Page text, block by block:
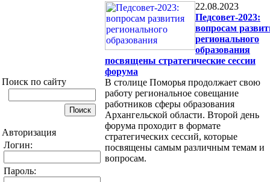
Поиск по сайту
Авторизация
Логин:
Пароль:
22.08.2023
Педсовет-2023:
вопросам
регионального
образования
посвящены стратегические сессии
форума
В столице Поморья продолжает свою
работу региональное совещание
работников сферы образования
Архангельской области. Второй день
форума проходит в формате
стратегических сессий, которые
посвящены самым различным темам и
вопросам.